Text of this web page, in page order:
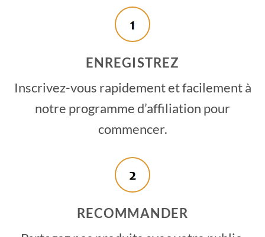
ENREGISTREZ
Inscrivez-vous rapidement et facilement à
notre programme d’affiliation pour
commencer.
RECOMMANDER